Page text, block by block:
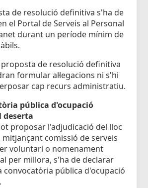
de resolució definitiva s'ha de
el Portal de Serveis al Personal
durant un període mínim de
de resolució definitiva
formular al·legacions ni s'hi
cap recurs administratiu.
pública d'ocupació
deserta
proposar l'adjudicació del lloc
comissió de serveis
voluntari o nomenament
per millora, s'ha de declarar
convocatòria pública d'ocupació